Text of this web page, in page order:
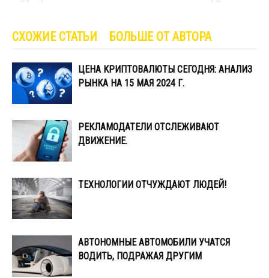
СХОЖИЕ СТАТЬИ БОЛЬШЕ ОТ АВТОРА
ЦЕНА КРИПТОВАЛЮТЫ СЕГОДНЯ: АНАЛИЗ
РЫНКА НА 15 МАЯ 2024 Г.
РЕКЛАМОДАТЕЛИ ОТСЛЕЖИВАЮТ
ДВИЖЕНИЕ.
ТЕХНОЛОГИИ ОТЧУЖДАЮТ ЛЮДЕЙ!
АВТОНОМНЫЕ АВТОМОБИЛИ УЧАТСЯ
ВОДИТЬ, ПОДРАЖАЯ ДРУГИМ